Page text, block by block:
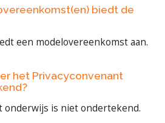
biedt de
een modelovereenkomst aan.
het Privacyconvenant
onderwijs is niet ondertekend.